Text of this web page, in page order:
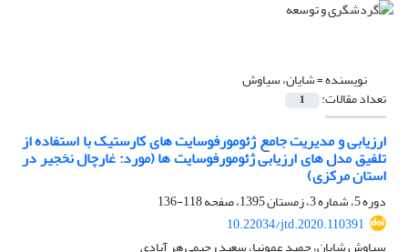
نویسنده =شایان، سیاوش
تعداد مقالات: 1
ارزیابی و مدیریت جامع ژئومورفوسایت های کارستیک با استفاده از
تلفیق مدل های ارزیابی ژئومورفوسایت ها (مورد: غارچال نخجیر در
استان مرکزی)
دوره 5، شماره 3، زمستان 1395، صفحه
118-136
10.22034/jtd.2020.110391